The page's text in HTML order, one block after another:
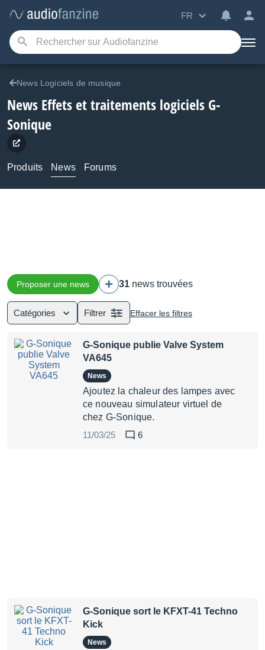
FR
News Logiciels de musique
News Effets et traitements logiciels G-
Sonique
Produits News Forums
Proposer une news 31 news trouvées
Catégories Filtrer Effacer les filtres
G-Sonique publie Valve System
VA645
News
Ajoutez la chaleur des lampes avec
ce nouveau simulateur virtuel de
chez G-Sonique.
11/03/25
6
G-Sonique sort le KFXT-41 Techno
Kick
News